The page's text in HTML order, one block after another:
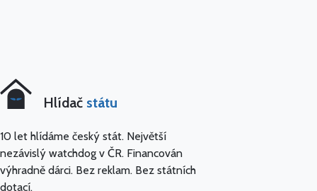
Hlídač státu
10 let hlídáme český stát. Největší
nezávislý watchdog v ČR. Financován
výhradně dárci. Bez reklam. Bez státních
dotací.